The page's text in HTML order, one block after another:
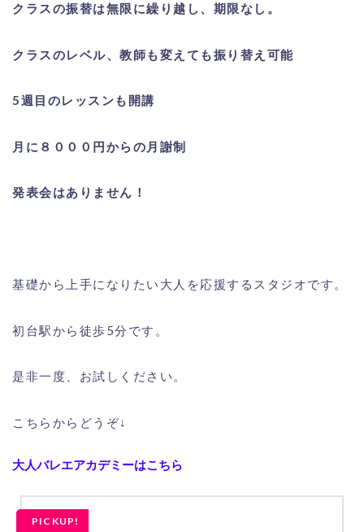
クラスの振替は無限に繰り越し、期限なし。
クラスのレベル、教師も変えても振り替え可能
5週目のレッスンも開講
月に８０００円からの月謝制
発表会はありません！
基礎から上手になりたい大人を応援するスタジオです。
初台駅から徒歩5分です。
是非一度、お試しください。
こちらからどうぞ↓
大人バレエアカデミーはこちら
PICKUP!